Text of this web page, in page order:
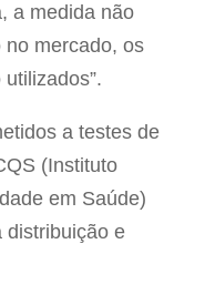
a medida não
no mercado, os
a testes de
(Instituto
em Saúde)
distribuição e